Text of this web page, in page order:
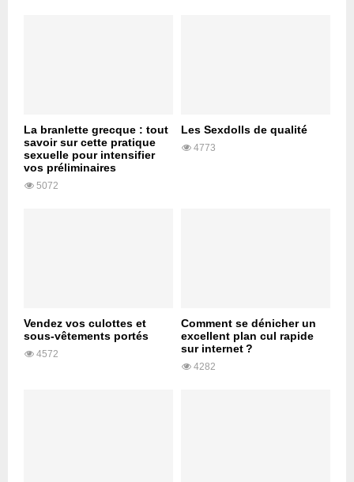
La branlette grecque : tout
savoir sur cette pratique
sexuelle pour intensifier
vos préliminaires
5072
Les Sexdolls de qualité
4773
Vendez vos culottes et
sous-vêtements portés
4572
Comment se dénicher un
excellent plan cul rapide
sur internet ?
4282